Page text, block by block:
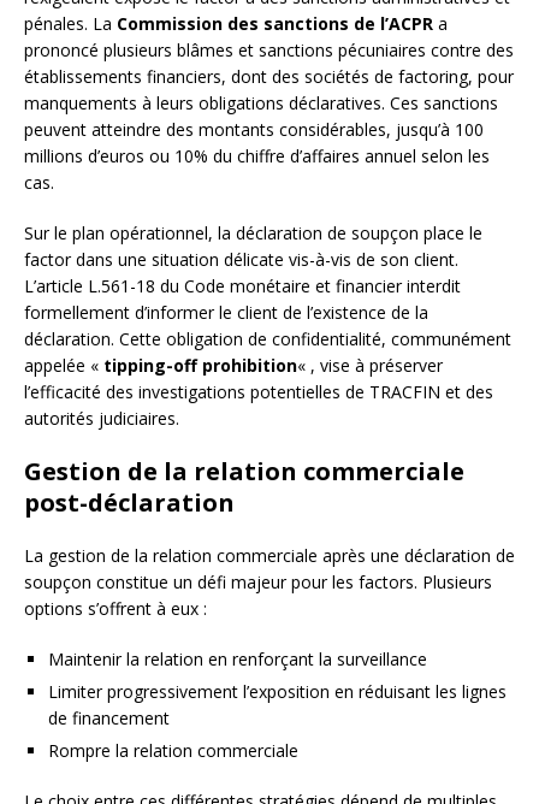
pénales. La Commission des sanctions de l’ACPR a
prononcé plusieurs blâmes et sanctions pécuniaires contre des
établissements financiers, dont des sociétés de factoring, pour
manquements à leurs obligations déclaratives. Ces sanctions
peuvent atteindre des montants considérables, jusqu’à 100
millions d’euros ou 10% du chiffre d’affaires annuel selon les
cas.
Sur le plan opérationnel, la déclaration de soupçon place le
factor dans une situation délicate vis-à-vis de son client.
L’article L.561-18 du Code monétaire et financier interdit
formellement d’informer le client de l’existence de la
déclaration. Cette obligation de confidentialité, communément
appelée « tipping-off prohibition« , vise à préserver
l’efficacité des investigations potentielles de TRACFIN et des
autorités judiciaires.
Gestion de la relation commerciale
post-déclaration
La gestion de la relation commerciale après une déclaration de
soupçon constitue un défi majeur pour les factors. Plusieurs
options s’offrent à eux :
Maintenir la relation en renforçant la surveillance
Limiter progressivement l’exposition en réduisant les lignes
de financement
Rompre la relation commerciale